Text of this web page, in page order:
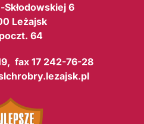
Skłodowskiej 6
Leżajsk
64
fax 17 242-76-28